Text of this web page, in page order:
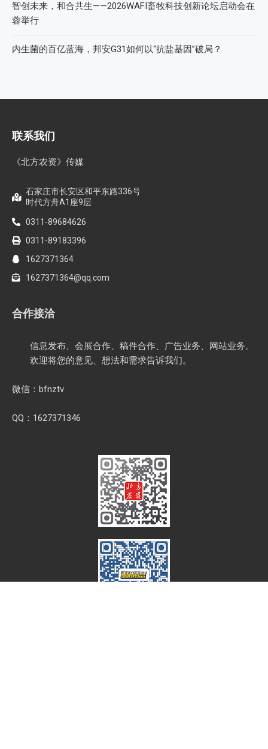
智创未来，和合共生——2026WAFI畜牧科技创新论坛启动会在
蓉举行
内生菌的百亿蓝海，邦安G31如何以“抗盐基因”破局？
联系我们
《北方农资》传媒
石家庄市长安区和平东路336号
时代方舟A1座9层
0311-89684626
0311-89183396
1627371364
1627371364@qq.com
合作接洽
信息发布、会展合作、稿件合作、广告业务、网站业务。
欢迎将您的意见、想法和需求告诉我们。
微信：bfnztv
QQ：1627371346